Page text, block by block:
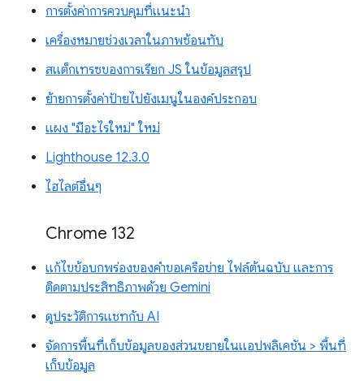
การตั้งค่าการควบคุมที่แนะนำ
เครื่องหมายช่วงเวลาในภาพซ้อนทับ
สแต็กเทรซของการเรียก JS ในข้อมูลสรุป
ย้ายการตั้งค่าป้ายไปยังเมนูในองค์ประกอบ
แผง "มีอะไรใหม่" ใหม่
Lighthouse 12.3.0
ไฮไลต์อื่นๆ
Chrome 132
แก้ไขข้อบกพร่องของคำขอเครือข่าย ไฟล์ต้นฉบับ และการ
ติดตามประสิทธิภาพด้วย Gemini
ดูประวัติการแชทกับ AI
จัดการพื้นที่เก็บข้อมูลของส่วนขยายในแอปพลิเคชัน > พื้นที่
เก็บข้อมูล